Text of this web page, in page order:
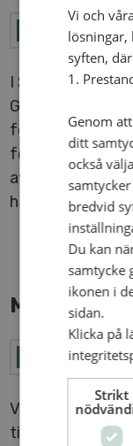
I Sveriges
Gnesta, Mölnbo
för en
förmedla en tro
av andliga
här.
MÖTET I
Vår
till Förslöv, som
Vi och
lösningar,
syften,
1.
Genom
ditt
också
bredvid
Du kan
samtycke
ikonen i
sidan.
Klicka på
Strikt